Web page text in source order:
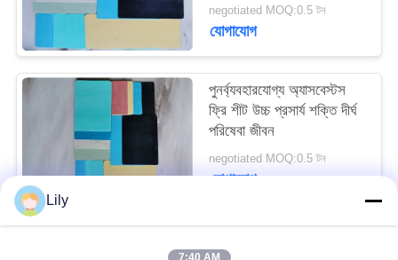
negotiated MOQ:0.5 টন
যোগাযোগ
পুনর্ব্যবহারযোগ্য অ্যাসবেস্টস
ফ্রি শীট উচ্চ প্রসার্য শক্তি দীর্ঘ
পরিষেবা জীবন
negotiated MOQ:0.5 টন
যোগাযোগ
Lily
7:40 AM